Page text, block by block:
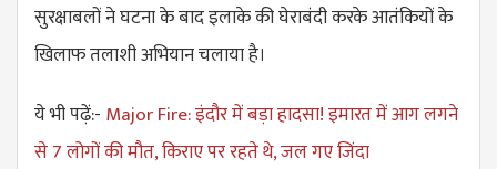
सुरक्षाबलों ने घटना के बाद इलाके की घेराबंदी करके आतंकियों के
खिलाफ तलाशी अभियान चलाया है।
ये भी पढ़ें:- Major Fire: इंदौर में बड़ा हादसा! इमारत में आग लगने
से 7 लोगों की मौत, किराए पर रहते थे, जल गए जिंदा